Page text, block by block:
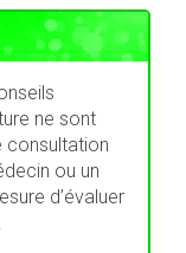
ne sont
consultation
ou un
d’évaluer